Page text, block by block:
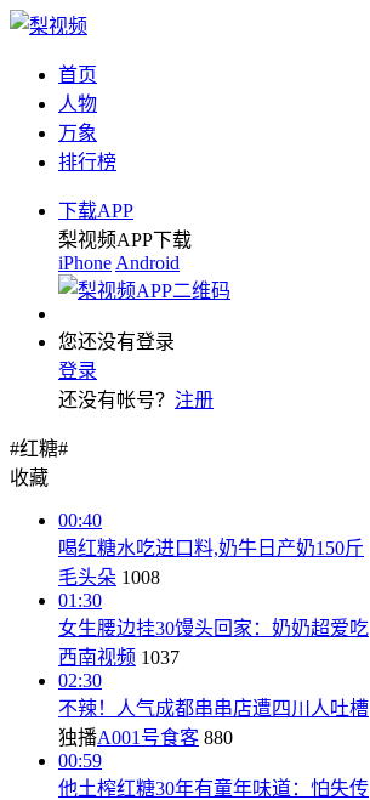
首页
人物
万象
排行榜
下载APP
梨视频APP下载
iPhone Android
您还没有登录
登录
还没有帐号？ 注册
#红糖#
收藏
00:40
喝红糖水吃进口料,奶牛日产奶150斤
毛头朵 1008
01:30
女生腰边挂30馒头回家：奶奶超爱吃
西南视频 1037
02:30
不辣！人气成都串串店遭四川人吐槽
独播A001号食客 880
00:59
他土榨红糖30年有童年味道：怕失传